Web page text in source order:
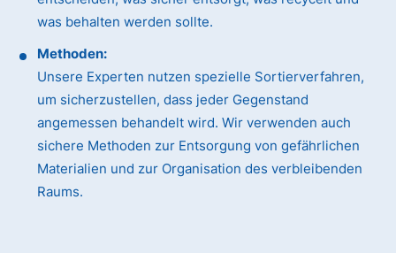
was behalten werden sollte.
Methoden:
Unsere Experten nutzen spezielle Sortierverfahren,
um sicherzustellen, dass jeder Gegenstand
angemessen behandelt wird. Wir verwenden auch
sichere Methoden zur Entsorgung von gefährlichen
Materialien und zur Organisation des verbleibenden
Raums.